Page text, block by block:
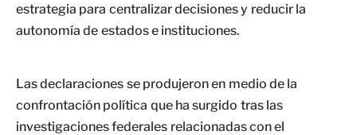
estrategia para centralizar decisiones y reducir la
autonomía de estados e instituciones.
Las declaraciones se produjeron en medio de la
confrontación política que ha surgido tras las
investigaciones federales relacionadas con el